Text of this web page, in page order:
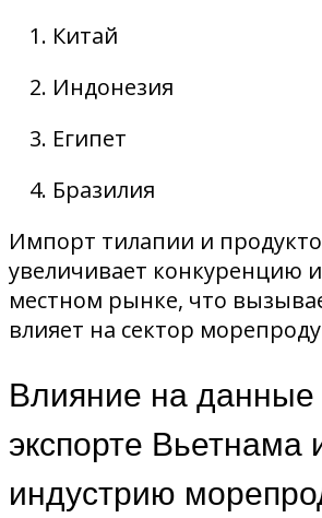
Китай
Индонезия
Египет
Бразилия
Импорт тилапии и
увеличивает конкуренцию
местном рынке, что
влияет на сектор
Влияние на данные
экспорте Вьетнама
индустрию